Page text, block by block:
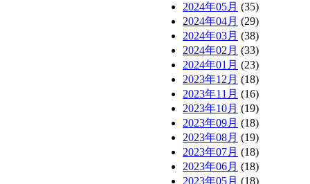
2024年05月 (35)
2024年04月 (29)
2024年03月 (38)
2024年02月 (33)
2024年01月 (23)
2023年12月 (18)
2023年11月 (16)
2023年10月 (19)
2023年09月 (18)
2023年08月 (19)
2023年07月 (18)
2023年06月 (18)
2023年05月 (18)